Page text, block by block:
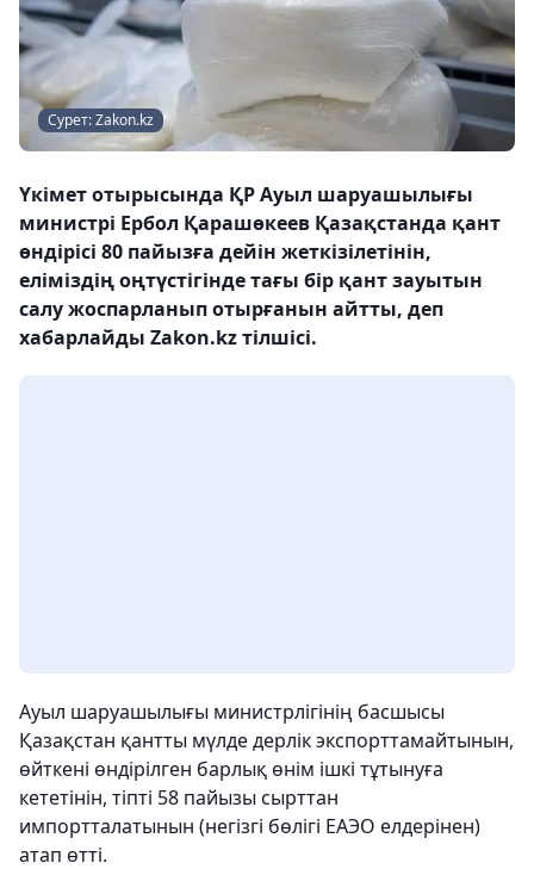
Сурет: Zakon.kz
Үкімет отырысында ҚР Ауыл шаруашылығы
министрі Ербол Қарашөкеев Қазақстанда қант
өндірісі 80 пайызға дейін жеткізілетінін,
еліміздің оңтүстігінде тағы бір қант зауытын
салу жоспарланып отырғанын айтты, деп
хабарлайды Zakon.kz тілшісі.
Ауыл шаруашылығы министрлігінің басшысы
Қазақстан қантты мүлде дерлік экспорттамайтынын,
өйткені өндірілген барлық өнім ішкі тұтынуға
кететінін, тіпті 58 пайызы сырттан
импортталатынын (негізгі бөлігі ЕАЭО елдерінен)
атап өтті.